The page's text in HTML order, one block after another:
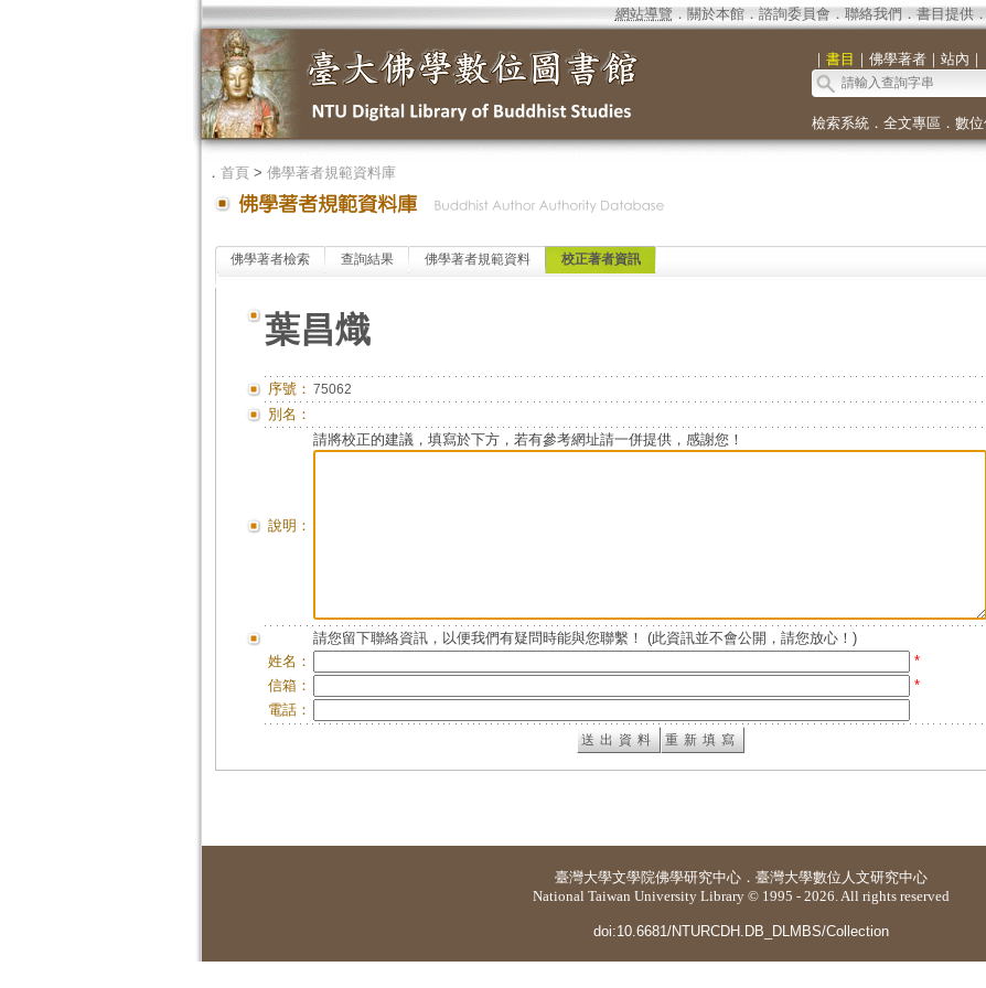
網站導覽 ． 關於本館． 諮詢委員會． 聯絡我們 ． 書目提供．
｜ 書目 ｜ 佛學著者｜ 站內 ｜
檢索系統． 全文專區 ． 數
． 首頁> 佛學著者規範資料庫
佛學著者檢索 查詢結果 佛學著者規範資料 校正著者資訊
葉昌熾
序號： 75062
別名：
說明：
請將校正的建議，填寫於下方，若有參考網址請一併提供，感謝您！
請您留下聯絡資訊，以便我們有疑問時能與您聯繫！ (此資訊並不會公開，請您放心！)
姓名：
*
信箱：
*
電話：
臺灣大學文學院佛學研究中心 ． 臺灣大學數位人文研究中心
National Taiwan University Library © 1995 - 2026. All rights reserved
doi:10.6681/NTURCDH.DB_DLMBS/Collection